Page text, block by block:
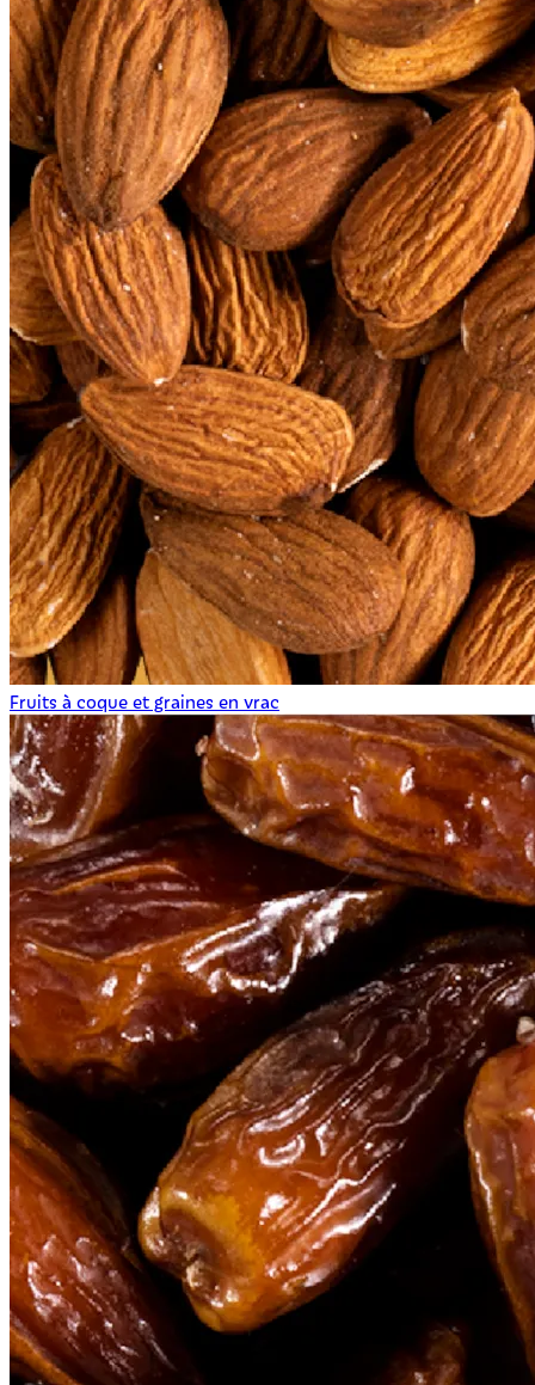
Fruits à coque et graines en vrac